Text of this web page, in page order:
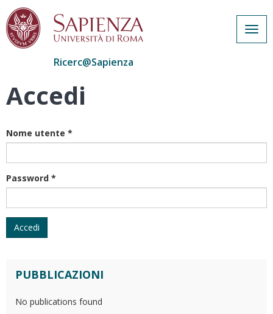
Salta
Ricerc@Sapienza
Accedi
Nome utente *
Password *
Accedi
PUBBLICAZIONI
No publications found